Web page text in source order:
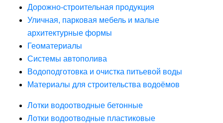
Дорожно-строительная продукция
Уличная, парковая мебель и малые
архитектурные формы
Геоматериалы
Системы автополива
Водоподготовка и очистка питьевой воды
Материалы для строительства водоёмов
Лотки водоотводные бетонные
Лотки водоотводные пластиковые